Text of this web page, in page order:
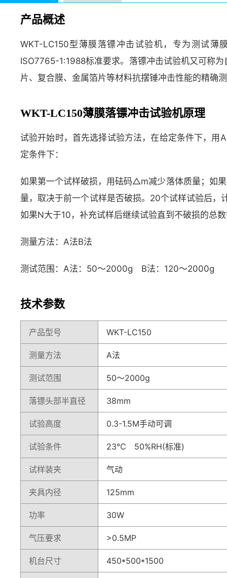
产品概述
WKT-LC150型薄膜落镖冲击试验机，专为测试
ISO7765-1:1988标准要求。落镖冲击试验机又可称
片、复合膜、金属箔片等材料抗摆锤冲击性能的精确
WKT-LC150薄膜落镖冲击试验机原理
试验开始时，首先选择试验方法，在给定条件下，
定条件下：
如果第一个试样破损，用砝码△m减少落体质量；如
量，取决于前一个试样是否破损。20个试样试验后
如果N大于10，补充试样后继续试验直到不破损的总
测量方法：A法B法
测试范围：A法：50～2000g B法：120～2000g
技术参数
产品型号 WKT-LC150
测量方法 A法
测试范围 50～2000g
落镖头部半直径 38mm
试验高度 0.3-1.5M手动可调
试验条件 23℃ 50%RH(标准)
试样装夹 气动
夹具内径 125mm
功率 30W
气压要求 >0.5MP
机台尺寸 450*500*1500